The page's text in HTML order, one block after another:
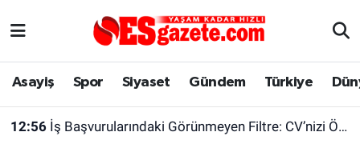
Asayiş Spor Siyaset Gündem Türkiye
12:56 İş Başvurularındaki Görünmeyen Filtre: CV’nizi Önce Bir Yazılım Okuyor
Asayiş
Yaşam
Eskişehir Nöbetçi Eczaneler